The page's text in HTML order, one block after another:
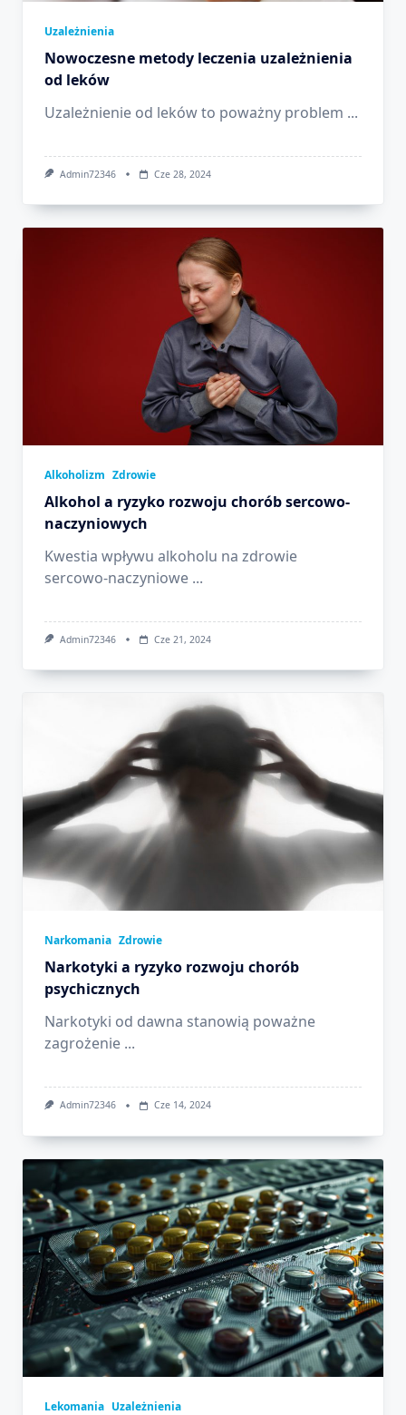
Uzależnienia
Nowoczesne metody leczenia uzależnienia
od leków
Uzależnienie od leków to poważny problem ...
Admin72346 Cze 28, 2024
Alkoholizm Zdrowie
Alkohol a ryzyko rozwoju chorób sercowo-
naczyniowych
Kwestia wpływu alkoholu na zdrowie
sercowo-naczyniowe ...
Admin72346 Cze 21, 2024
Narkomania Zdrowie
Narkotyki a ryzyko rozwoju chorób
psychicznych
Narkotyki od dawna stanowią poważne
zagrożenie ...
Admin72346 Cze 14, 2024
Lekomania Uzależnienia